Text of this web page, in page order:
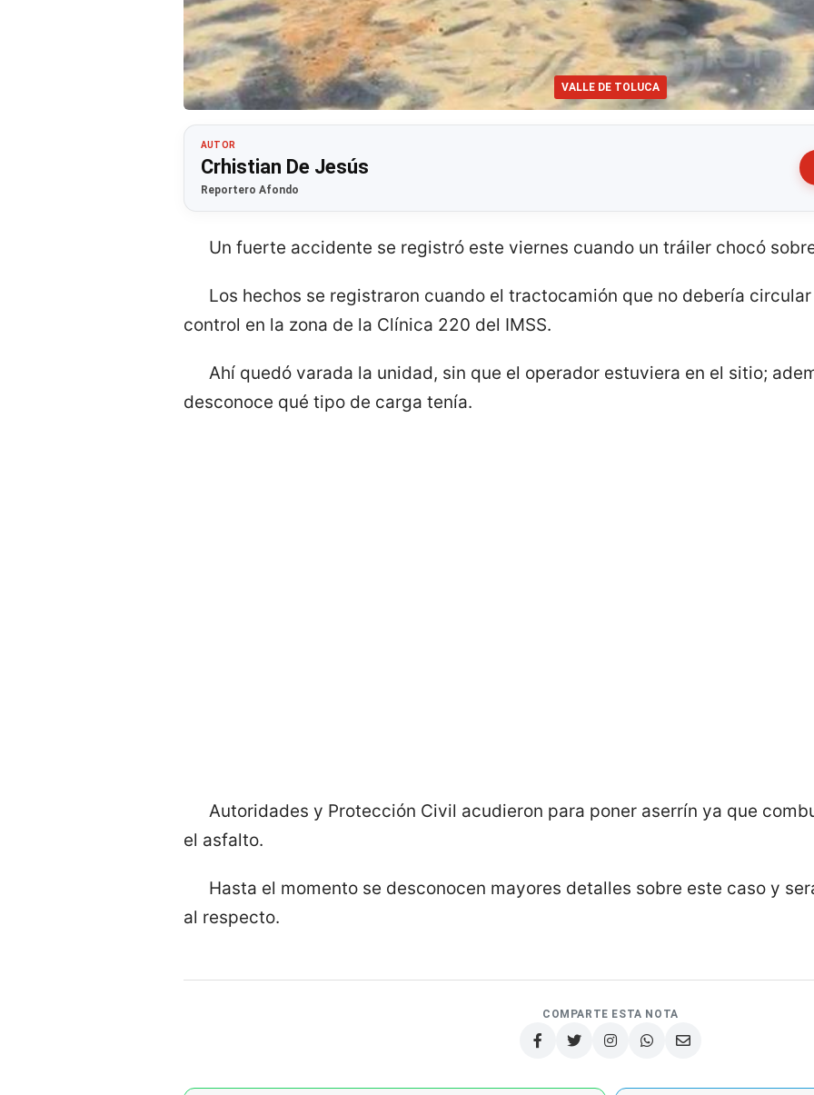
VALLE DE TOLUCA
AUTOR
Crhistian De Jesús
Reportero Afondo
Un fuerte accidente se registró este viernes cuando un tráiler chocó
Los hechos se registraron cuando el tractocamión que no debería
control en la zona de la Clínica 220 del IMSS.
Ahí quedó varada la unidad, sin que el operador estuviera en el sitio;
desconoce qué tipo de carga tenía.
Autoridades y Protección Civil acudieron para poner aserrín ya que
el asfalto.
Hasta el momento se desconocen mayores detalles sobre este caso y
al respecto.
COMPARTE ESTA NOTA